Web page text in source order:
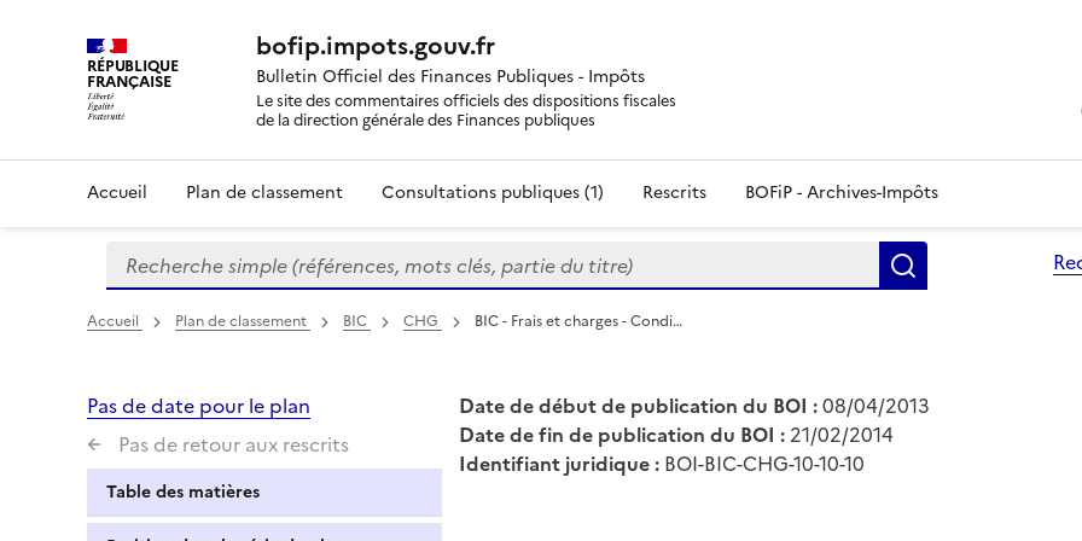
RÉPUBLIQUE
FRANÇAISE
bofip.impots.gouv.fr
Bulletin Officiel des Finances Publiques - Impôts
Le site des commentaires officiels des dispositions fiscales
de la direction générale des Finances publiques
Accueil Plan de classement Consultations publiques (1) Rescrits BOFiP - Archives-Impôts
Formulaire
de
recherche
Recherche simple (références, mots clés, partie du titre)
Accueil Plan de classement BIC CHG BIC - Frais et charges - Condi…
Pas de date pour le plan
Pas de retour aux rescrits
Table des matières
Date de début de publication du BOI :08/04/2013
Date de fin de publication du BOI : 21/02/2014
Identifiant juridique : BOI-BIC-CHG-10-10-10